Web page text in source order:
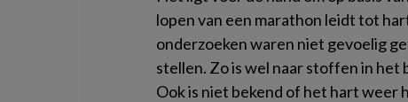
lopen van een marathon leidt tot
onderzoeken waren niet gevoelig
stellen. Zo is wel naar stoffen in het
Ook is niet bekend of het hart weer